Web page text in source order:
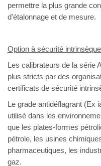
permettre la plus grande
d'étalonnage et de mesure.
Option à sécurité
Les calibrateurs de la série
plus stricts par des
certificats de sécurité
Le grade antidéflagrant (Ex
utilisé dans les
que les plates-formes
pétrole, les usines
pharmaceutiques, les
gaz.